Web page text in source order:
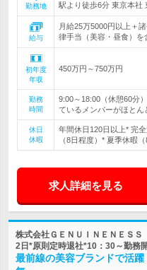
勤務地
駅より徒歩6分 東京本社
給与
月給25万5000円以上＋
律手当（美容・昼食）
初年度
年収
450万円～750万円
勤務
時間
9:00～18:00（休憩60分
ているメンバーがほとん
休日
休暇
年間休日120日以上* 完
（8日程度）* 夏季休暇（
求人詳細を見る
株式会社ＧＥＮＵＩＮＥＮＥＳ
2日*原則定時退社*10：30～勤務
最前線の美容ブランドで活